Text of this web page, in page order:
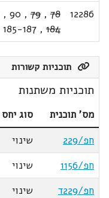
12286
78
,
79
,
90
,
184
,
185-187
תוכניות קשורות
תוכניות משתנות
מס' תוכנית סוג יחס
חפ/229
שינוי
חפ/1156
שינוי
חפ/229ד
שינוי